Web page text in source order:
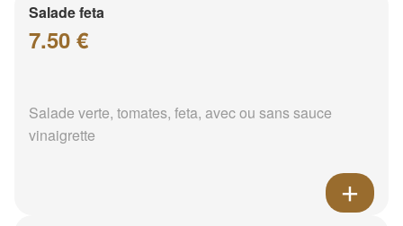
Salade feta
7.50 €
Salade verte, tomates, feta, avec ou sans sauce
vinaigrette